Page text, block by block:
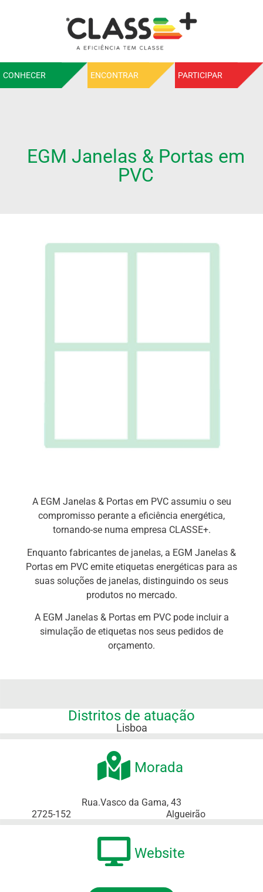
CONHECER ENCONTRAR PARTICIPAR
EGM Janelas & Portas em
PVC
A EGM Janelas & Portas em PVC assumiu o seu
compromisso perante a eficiência energética,
tornando-se numa empresa CLASSE+.
Enquanto fabricantes de janelas, a EGM Janelas &
Portas em PVC emite etiquetas energéticas para as
suas soluções de janelas, distinguindo os seus
produtos no mercado.
A EGM Janelas & Portas em PVC pode incluir a
simulação de etiquetas nos seus pedidos de
orçamento.
Distritos de atuação
Lisboa
Morada
Rua.Vasco da Gama, 43
2725-152
Algueirão
Website